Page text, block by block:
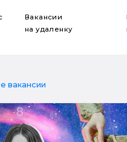
Вакансии
на удаленку
вакансии